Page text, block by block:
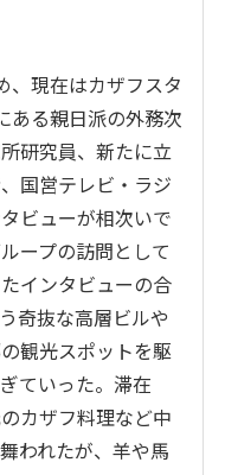
、現在はカザフスタ
ある親日派の外務次
研究員、新たに立
国営テレビ・ラジ
ビューが相次いで
ープの訪問として
インタビューの合
奇抜な高層ビルや
観光スポットを駆
ていった。滞在
カザフ料理など中
われたが、羊や馬